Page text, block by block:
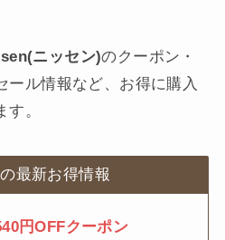
ニッセン)のクーポン・
ール情報など、お得に購入
。
最新お得情報
円OFFクーポン